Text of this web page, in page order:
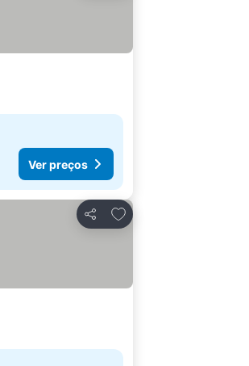
Ver preços
Partilhar
Adicionar aos favoritos